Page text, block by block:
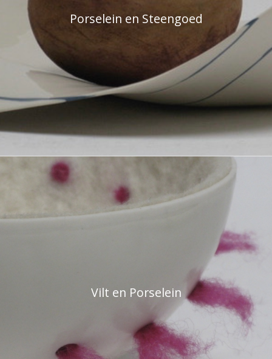
Porselein en Steengoed
Vilt en Porselein